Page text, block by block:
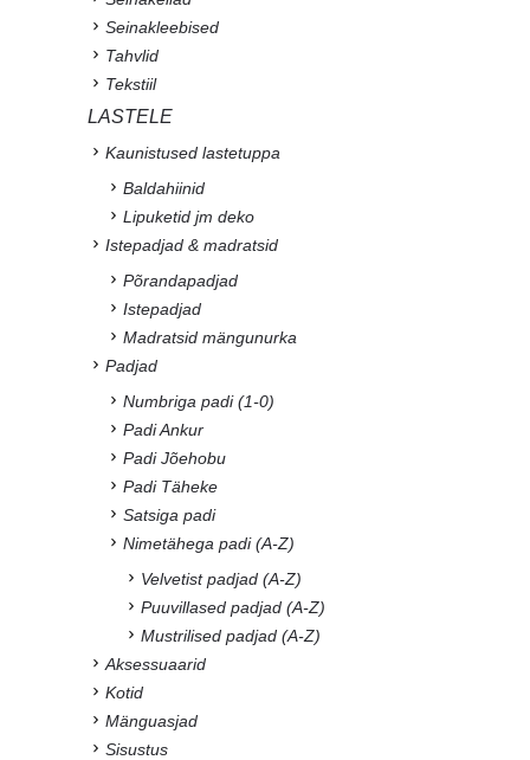
Seinakleebised
Tahvlid
Tekstiil
LASTELE
Kaunistused lastetuppa
Baldahiinid
Lipuketid jm deko
Istepadjad & madratsid
Põrandapadjad
Istepadjad
Madratsid mängunurka
Padjad
Numbriga padi (1-0)
Padi Ankur
Padi Jõehobu
Padi Täheke
Satsiga padi
Nimetähega padi (A-Z)
Velvetist padjad (A-Z)
Puuvillased padjad (A-Z)
Mustrilised padjad (A-Z)
Aksessuaarid
Kotid
Mänguasjad
Sisustus